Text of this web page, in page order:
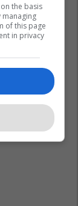
the basis
managing
of this page
in privacy